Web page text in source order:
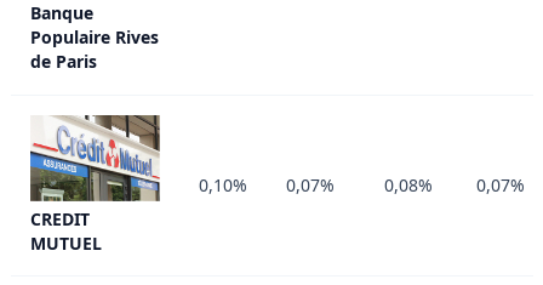
Banque
Populaire Rives
de Paris
CREDIT
MUTUEL
0,10% 0,07% 0,08% 0,07%